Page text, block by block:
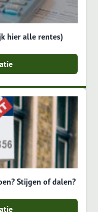
hier alle rentes)
Stijgen of dalen?